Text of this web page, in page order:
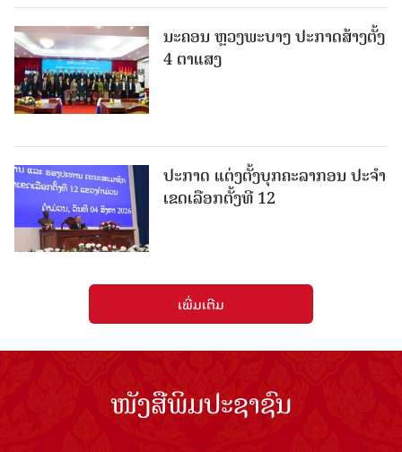
ນະຄອນ ຫຼວງພະບາງ ປະ​ກາດ​ສ້າງ​ຕັ້ງ
4 ຕາແສງ
ປະກາດ ແຕ່ງຕັ້ງບຸກຄະລາກອນ ປະຈໍາ
ເຂດເລືອກຕັ້ງທີ 12
ເພີ່ມເຕີມ
ໜັງສືພິມປະຊາຊົນ